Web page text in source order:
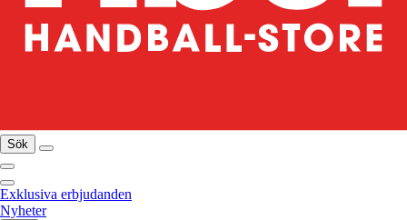
Sök
Exklusiva erbjudanden
Nyheter